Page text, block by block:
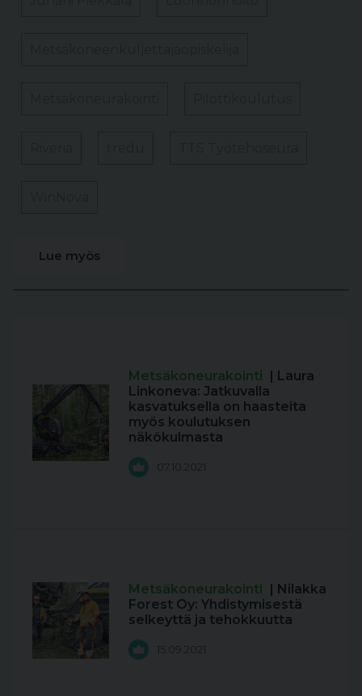
Lue myös
Metsäkoneurakointi | Laura
Linkoneva: Jatkuvalla
kasvatuksella on haasteita
myös koulutuksen
näkökulmasta
07.10.2021
Metsäkoneurakointi | Nilakka
Forest Oy: Yhdistymisestä
selkeyttä ja tehokkuutta
15.09.2021